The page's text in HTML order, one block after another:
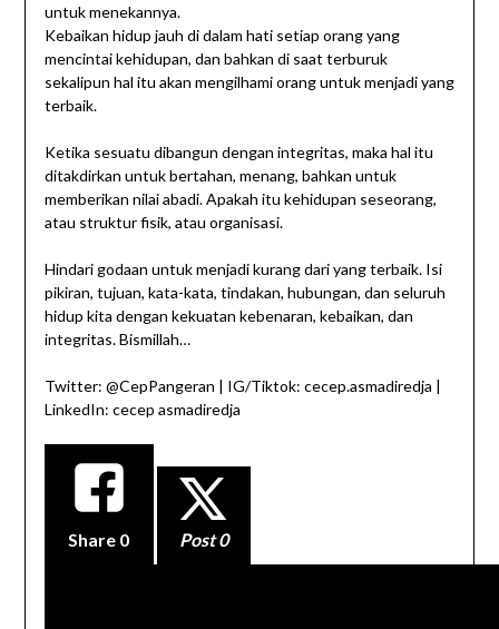
untuk menekannya.
Kebaikan hidup jauh di dalam hati setiap orang yang
mencintai kehidupan, dan bahkan di saat terburuk
sekalipun hal itu akan mengilhami orang untuk menjadi yang
terbaik.
Ketika sesuatu dibangun dengan integritas, maka hal itu
ditakdirkan untuk bertahan, menang, bahkan untuk
memberikan nilai abadi. Apakah itu kehidupan seseorang,
atau struktur fisik, atau organisasi.
Hindari godaan untuk menjadi kurang dari yang terbaik. Isi
pikiran, tujuan, kata-kata, tindakan, hubungan, dan seluruh
hidup kita dengan kekuatan kebenaran, kebaikan, dan
integritas. Bismillah…
Twitter: @CepPangeran | IG/Tiktok: cecep.asmadiredja |
LinkedIn: cecep asmadiredja
Share 0 Post 0